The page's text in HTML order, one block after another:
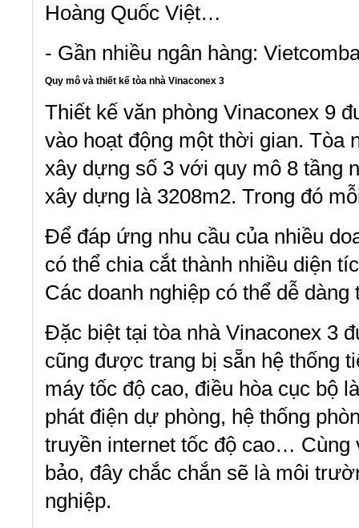
Hoàng Quốc Việt…
- Gần nhiều ngân hàng:
Quy mô và thiết kế tòa nhà Vinaconex 3
Thiết kế văn phòng Vinaconex 9
vào hoạt động một thời gian.
xây dựng số 3 với quy mô 8 tầng
xây dựng là 3208m2. Trong đó
Để đáp ứng nhu cầu của nhiều
có thể chia cắt thành nhiều diện
Các doanh nghiệp có thể dễ
Đặc biệt tại tòa nhà Vinaconex 3
cũng được trang bị sẵn hệ thống
máy tốc độ cao, điều hòa cục bộ
phát điện dự phòng, hệ thống
truyền internet tốc độ cao…
bảo, đây chắc chắn sẽ là môi
nghiệp.